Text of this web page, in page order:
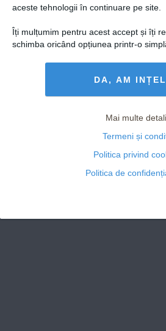
aceste tehnologii în continuare pe site.
Îți mulțumim pentru acest accept și îți
schimba oricând opțiunea printr-o
DA, AM
Mai multe
Termeni și
Politica privind
Politica de
Politica de confidențialitate și
©